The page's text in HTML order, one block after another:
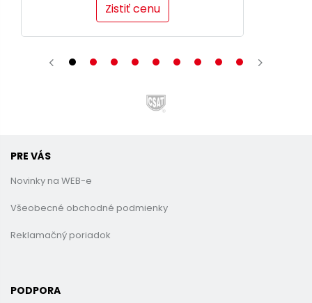
Zistiť cenu
PRE VÁS
Novinky na WEB-e
Všeobecné obchodné podmienky
Reklamačný poriadok
PODPORA